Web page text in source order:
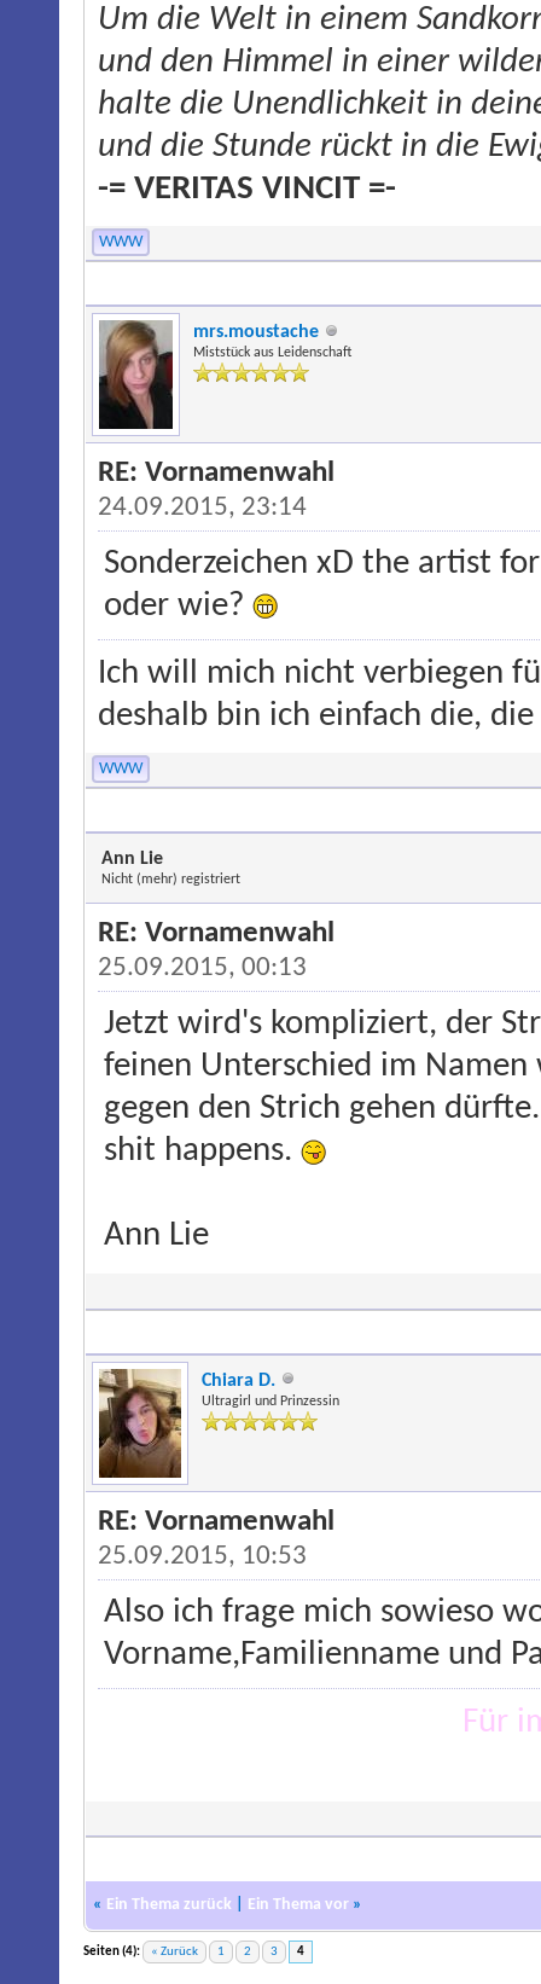
Um die Welt in einem
und den Himmel in einer
halte die Unendlichkeit in
und die Stunde rückt in die
-= VERITAS VINCIT =-
WWW
mrs.moustache
Miststück aus Leidenschaft
RE: Vornamenwahl
24.09.2015, 23:14
Sonderzeichen xD the artist
oder wie?
Ich will mich nicht verbiegen
deshalb bin ich einfach die,
WWW
Ann Lie
Nicht (mehr) registriert
RE: Vornamenwahl
25.09.2015, 00:13
Jetzt wird's kompliziert, der
feinen Unterschied im
gegen den Strich gehen
shit happens.
Ann Lie
Chiara D.
Ultragirl und Prinzessin
RE: Vornamenwahl
25.09.2015, 10:53
Also ich frage mich sowieso
Vorname,Familienname und
Für
« Ein Thema zurück Ein Thema vor »
Seiten (4): « Zurück 1 2 3 4